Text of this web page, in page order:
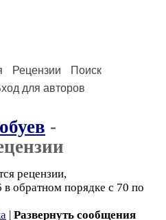
Рецензии
Поиск
для авторов
-
рецензии,
обратном порядке с 70 по
| Развернуть сообщения